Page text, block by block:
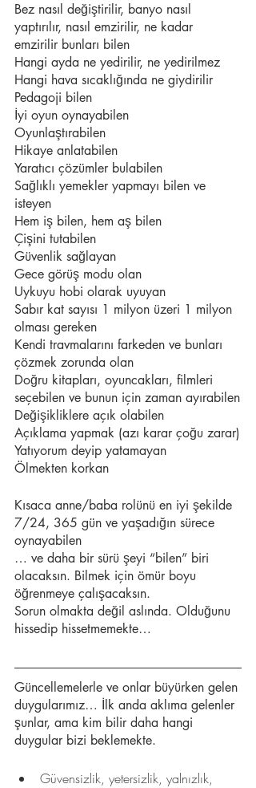
Bez nasıl değiştirilir, banyo nasıl
yaptırılır, nasıl emzirilir, ne kadar
emzirilir bunları bilen
Hangi ayda ne yedirilir, ne yedirilmez
Hangi hava sıcaklığında ne giydirilir
Pedagoji bilen
İyi oyun oynayabilen
Oyunlaştırabilen
Hikaye anlatabilen
Yaratıcı çözümler bulabilen
Sağlıklı yemekler yapmayı bilen ve
isteyen
Hem iş bilen, hem aş bilen
Çişini tutabilen
Güvenlik sağlayan
Gece görüş modu olan
Uykuyu hobi olarak uyuyan
Sabır kat sayısı 1 milyon üzeri 1 milyon
olması gereken
Kendi travmalarını farkeden ve bunları
çözmek zorunda olan
Doğru kitapları, oyuncakları, filmleri
seçebilen ve bunun için zaman ayırabilen
Değişikliklere açık olabilen
Açıklama yapmak (azı karar çoğu zarar)
Yatıyorum deyip yatamayan
Ölmekten korkan
Kısaca anne/baba rolünü en iyi şekilde
7/24, 365 gün ve yaşadığın sürece
oynayabilen
… ve daha bir sürü şeyi “bilen” biri
olacaksın. Bilmek için ömür boyu
öğrenmeye çalışacaksın.
Sorun olmakta değil aslında. Olduğunu
hissedip hissetmemekte…
Güncellemelerle ve onlar büyürken gelen
duygularımız… İlk anda aklıma gelenler
şunlar, ama kim bilir daha hangi
duygular bizi beklemekte.
Güvensizlik, yetersizlik, yalnızlık,